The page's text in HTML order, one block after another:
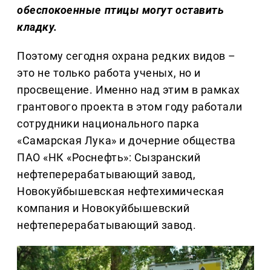
обеспокоенные птицы могут оставить
кладку.
Поэтому сегодня охрана редких видов –
это не только работа ученых, но и
просвещение. Именно над этим в рамках
грантового проекта в этом году работали
сотрудники национального парка
«Самарская Лука» и дочерние общества
ПАО «НК «Роснефть»: Сызранский
нефтеперерабатывающий завод,
Новокуйбышевская нефтехимическая
компания и Новокуйбышевский
нефтеперерабатывающий завод.